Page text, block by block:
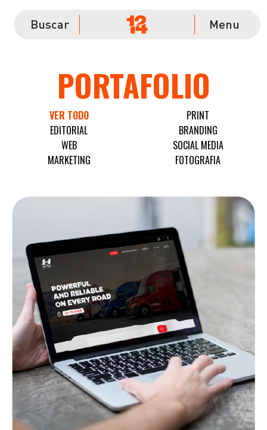
Buscar Menu
PORTAFOLIO
VER TODO
PRINT
EDITORIAL
BRANDING
WEB
SOCIAL MEDIA
MARKETING
FOTOGRAFIA
HYTECAUTO